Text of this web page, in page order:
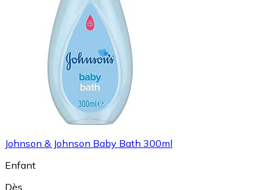
Johnson & Johnson Baby Bath 300ml
Enfant
Dès